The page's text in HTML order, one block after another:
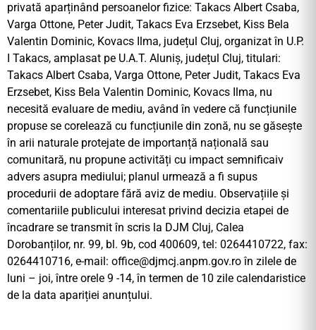
privată aparținând persoanelor fizice: Takacs Albert Csaba,
Varga Ottone, Peter Judit, Takacs Eva Erzsebet, Kiss Bela
Valentin Dominic, Kovacs Ilma, județul Cluj, organizat în U.P.
I Takacs, amplasat pe U.A.T. Aluniș, județul Cluj, titulari:
Takacs Albert Csaba, Varga Ottone, Peter Judit, Takacs Eva
Erzsebet, Kiss Bela Valentin Dominic, Kovacs Ilma, nu
necesită evaluare de mediu, având în vedere că funcțiunile
propuse se corelează cu funcțiunile din zonă, nu se găsește
în arii naturale protejate de importanță națională sau
comunitară, nu propune activități cu impact semnificaiv
advers asupra mediului; planul urmează a fi supus
procedurii de adoptare fără aviz de mediu. Observațiile și
comentariile publicului interesat privind decizia etapei de
încadrare se transmit în scris la DJM Cluj, Calea
Dorobanților, nr. 99, bl. 9b, cod 400609, tel: 0264410722, fax:
0264410716, e-mail: office@djmcj.anpm.gov.roîn zilele de
luni – joi, între orele 9 -14, în termen de 10 zile calendaristice
de la data apariției anunțului.